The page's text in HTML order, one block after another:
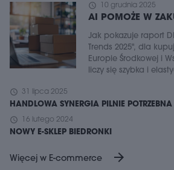
schedule 10 grudnia 2025
AI POMOŻE W
Jak pokazuje raport
Trends 2025", dla
Europie Środkowej i
liczy się szybka i
schedule 31 lipca 2025
HANDLOWA SYNERGIA PILNIE POTRZEBNA
schedule 16 lutego 2024
NOWY E-SKLEP BIEDRONKI
Więcej w E-commerce arrow_forward